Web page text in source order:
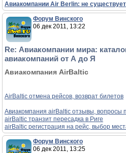
Авиакомпании Air Berlin: не существует
Форум Винского
06 дек 2011, 13:22
Re: Авиакомпании мира:
авиакомпаний от А до Я
Авиакомпания AirBaltic
AirBaltic отмена рейсов, возврат билетов
Авиакомпания airBaltic отзывы, вопросы
airBaltic транзит пересадка в Риге
airBaltic регистрация на рейс, выбор
Форум Винского
06 дек 2011, 13:25